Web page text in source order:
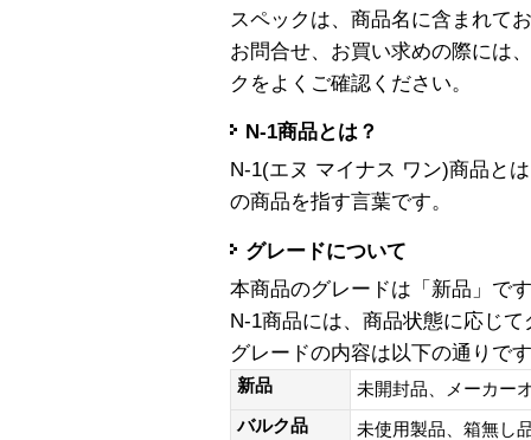
スペックは、商品名に含まれて
お問合せ、お買い求めの際には
クをよくご確認ください。
N-1商品とは？
N-1(エヌ マイナス ワン)商品と
の商品を指す言葉です。
グレードについて
本商品のグレードは「新品」です
N-1商品には、商品状態に応じ
グレードの内容は以下の通りで
新品
未開封品、メーカー
バルク品
未使用製品、箱無